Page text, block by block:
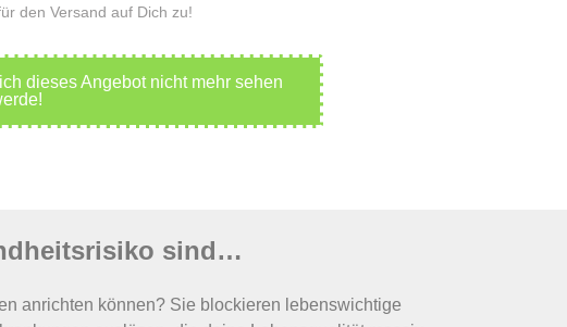
den Versand auf Dich zu!
dieses Angebot nicht mehr sehen
sind…
anrichten können? Sie blockieren lebenswichtige